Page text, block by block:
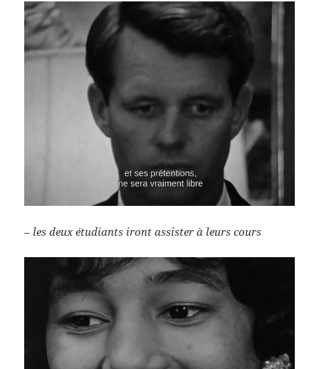
– les deux étudiants iront assister à leurs cours